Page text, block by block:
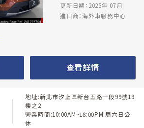
更新日期：2025年 07月
進口商：海外車服務中心
查看詳情
地址:新北市汐止區新台五路一段99號19
樓之2
營業時間:10:00AM~18:00PM 周六日公
休